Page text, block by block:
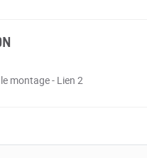
montage - Lien 2